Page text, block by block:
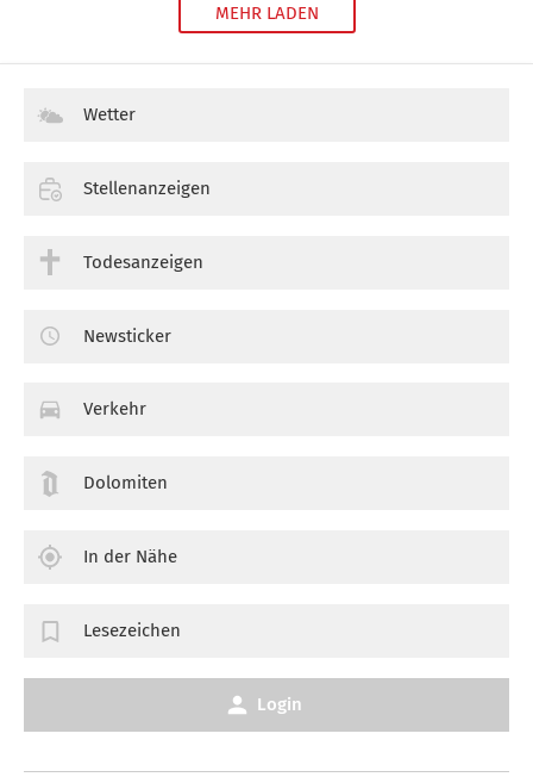
MEHR LADEN
Wetter
Stellenanzeigen
Todesanzeigen
Newsticker
Verkehr
Dolomiten
In der Nähe
Lesezeichen
Login